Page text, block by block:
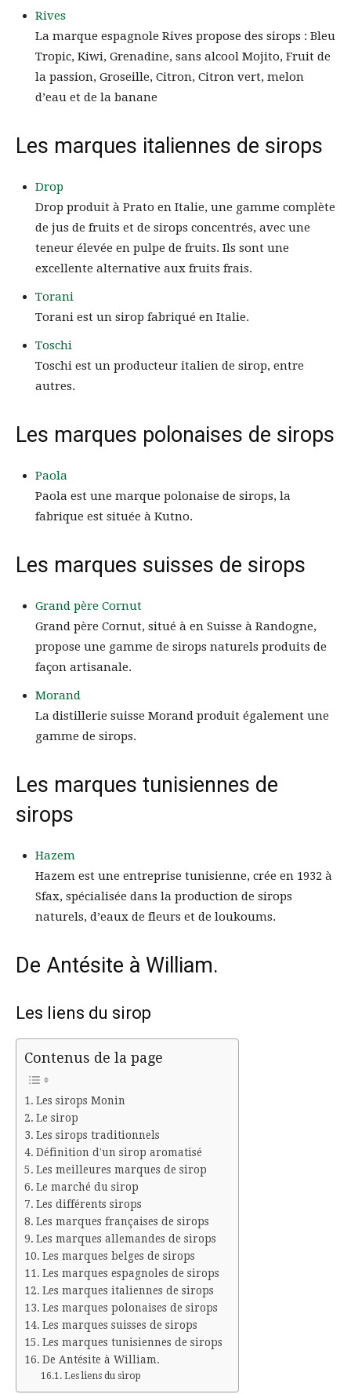
Rives
La marque espagnole Rives propose des sirops : Bleu
Tropic, Kiwi, Grenadine, sans alcool Mojito, Fruit de
la passion, Groseille, Citron, Citron vert, melon
d’eau et de la banane
Les marques italiennes de sirops
Drop
Drop produit à Prato en Italie, une gamme complète
de jus de fruits et de sirops concentrés, avec une
teneur élevée en pulpe de fruits. Ils sont une
excellente alternative aux fruits frais.
Torani
Torani est un sirop fabriqué en Italie.
Toschi
Toschi est un producteur italien de sirop, entre
autres.
Les marques polonaises de sirops
Paola
Paola est une marque polonaise de sirops, la
fabrique est située à Kutno.
Les marques suisses de sirops
Grand père Cornut
Grand père Cornut, situé à en Suisse à Randogne,
propose une gamme de sirops naturels produits de
façon artisanale.
Morand
La distillerie suisse Morand produit également une
gamme de sirops.
Les marques tunisiennes de
sirops
Hazem
Hazem est une entreprise tunisienne, crée en 1932 à
Sfax, spécialisée dans la production de sirops
naturels, d’eaux de fleurs et de loukoums.
De Antésite à William.
Les liens du sirop
Contenus de la page
Les sirops Monin
Le sirop
Les sirops traditionnels
Définition d’un sirop aromatisé
Les meilleures marques de sirop
Le marché du sirop
Les différents sirops
Les marques françaises de sirops
Les marques allemandes de sirops
Les marques belges de sirops
Les marques espagnoles de sirops
Les marques italiennes de sirops
Les marques polonaises de sirops
Les marques suisses de sirops
Les marques tunisiennes de sirops
De Antésite à William.
Les liens du sirop